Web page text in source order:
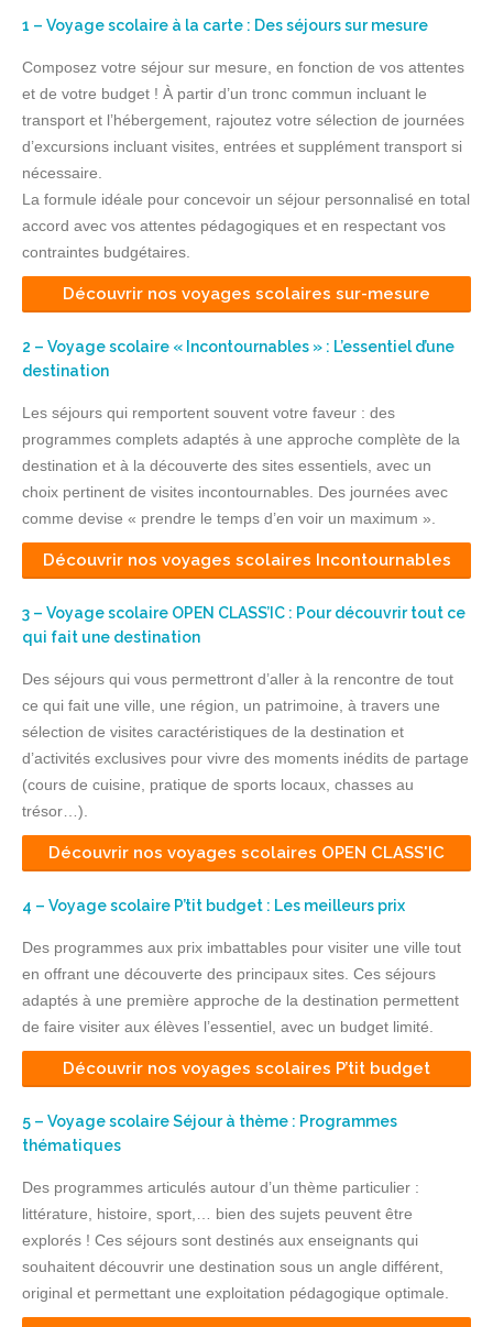
1 – Voyage scolaire à la carte : Des séjours sur mesure
Composez votre séjour sur mesure, en fonction de vos attentes
et de votre budget ! À partir d’un tronc commun incluant le
transport et l’hébergement, rajoutez votre sélection de journées
d’excursions incluant visites, entrées et supplément transport si
nécessaire.
La formule idéale pour concevoir un séjour personnalisé en total
accord avec vos attentes pédagogiques et en respectant vos
contraintes budgétaires.
Découvrir nos voyages scolaires sur-mesure
2 – Voyage scolaire « Incontournables » : L’essentiel d’une
destination
Les séjours qui remportent souvent votre faveur : des
programmes complets adaptés à une approche complète de la
destination et à la découverte des sites essentiels, avec un
choix pertinent de visites incontournables. Des journées avec
comme devise « prendre le temps d’en voir un maximum ».
Découvrir nos voyages scolaires Incontournables
3 – Voyage scolaire OPEN CLASS’IC : Pour découvrir tout ce
qui fait une destination
Des séjours qui vous permettront d’aller à la rencontre de tout
ce qui fait une ville, une région, un patrimoine, à travers une
sélection de visites caractéristiques de la destination et
d’activités exclusives pour vivre des moments inédits de partage
(cours de cuisine, pratique de sports locaux, chasses au
trésor…).
Découvrir nos voyages scolaires OPEN CLASS'IC
4 – Voyage scolaire P’tit budget : Les meilleurs prix
Des programmes aux prix imbattables pour visiter une ville tout
en offrant une découverte des principaux sites. Ces séjours
adaptés à une première approche de la destination permettent
de faire visiter aux élèves l’essentiel, avec un budget limité.
Découvrir nos voyages scolaires P’tit budget
5 – Voyage scolaire Séjour à thème : Programmes
thématiques
Des programmes articulés autour d’un thème particulier :
littérature, histoire, sport,… bien des sujets peuvent être
explorés ! Ces séjours sont destinés aux enseignants qui
souhaitent découvrir une destination sous un angle différent,
original et permettant une exploitation pédagogique optimale.